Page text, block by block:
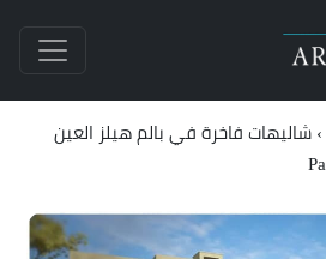
› شاليهات فاخرة في بالم هيلز العين